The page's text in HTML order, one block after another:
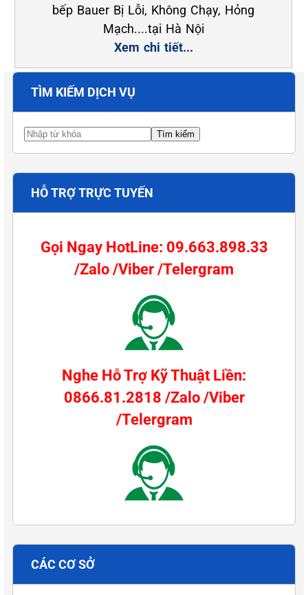
bếp Bauer Bị Lỗi, Không Chạy, Hỏng
Mạch....tại Hà Nội
Xem chi tiết...
TÌM KIẾM DỊCH VỤ
HỖ TRỢ TRỰC TUYẾN
Gọi Ngay HotLine: 09.663.898.33
/Zalo /Viber /Telergram
Nghe Hỗ Trợ Kỹ Thuật Liền:
0866.81.2818 /Zalo /Viber
/Telergram
CÁC CƠ SỞ